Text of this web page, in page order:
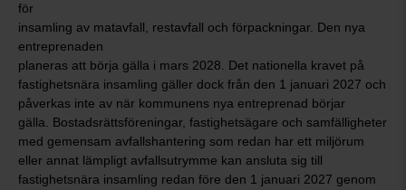
för
insamling av matavfall, restavfall och förpackningar. Den nya
entreprenaden
planeras att börja gälla i mars 2028. Det nationella kravet på
fastighetsnära insamling gäller dock från den 1 januari 2027 och
påverkas inte av när kommunens nya entreprenad börjar
gälla. Bostadsrättsföreningar, fastighetsägare och samfälligheter
med gemensam avfallshantering som redan har ett miljörum
eller annat lämpligt avfallsutrymme kan ansluta sig till
fastighetsnära insamling redan före den 1 januari 2027 genom